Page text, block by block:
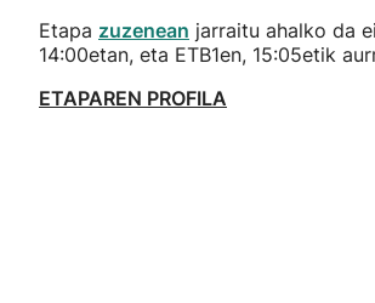
Etapa zuzenean jarraitu ahalko da
14:00etan, eta ETB1en, 15:05etik
ETAPAREN PROFILA